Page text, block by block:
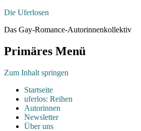
Die Uferlosen
Das Gay-Romance-Autorinnenkollektiv
Primäres Menü
Zum Inhalt springen
Startseite
uferlos: Reihen
Autorinnen
Newsletter
Über uns